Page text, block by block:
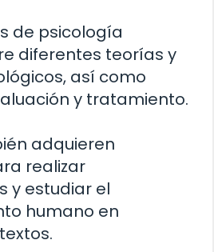
de psicología
diferentes teorías y
así como
y tratamiento.
adquieren
realizar
y estudiar el
humano en